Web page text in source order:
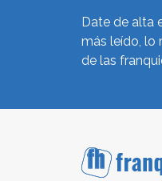
Date de alta
más leído, lo
de las